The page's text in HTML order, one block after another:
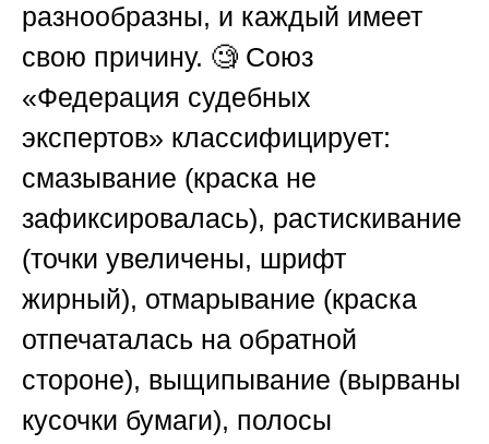
разнообразны, и каждый имеет
свою причину. 🧐 Союз
«Федерация судебных
экспертов» классифицирует:
смазывание (краска не
зафиксировалась), растискивание
(точки увеличены, шрифт
жирный), отмарывание (краска
отпечаталась на обратной
стороне), выщипывание (вырваны
кусочки бумаги), полосы